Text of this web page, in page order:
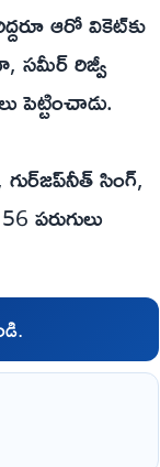
ఆరో వికెట్‌కు
సమీర్ రిజ్వీ
పెట్టించాడు.
సింగ్,